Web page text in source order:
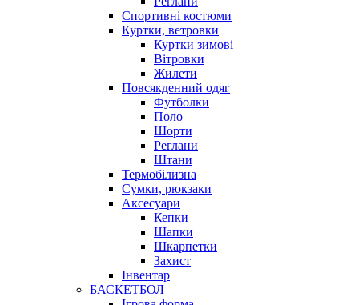
Спортивні костюми
Куртки, ветровки
Куртки зимові
Вітровки
Жилети
Повсякденний одяг
Футболки
Поло
Шорти
Реглани
Штани
Термобілизна
Сумки, рюкзаки
Аксесуари
Кепки
Шапки
Шкарпетки
Захист
Інвентар
БАСКЕТБОЛ